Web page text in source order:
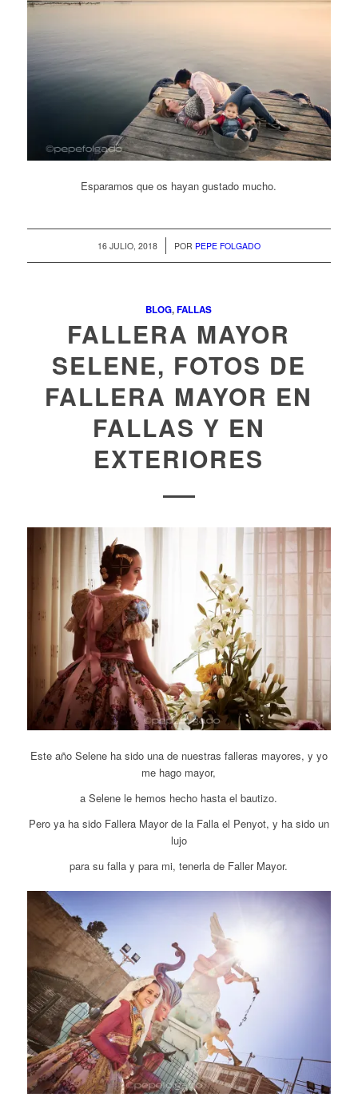
Esparamos que os hayan gustado mucho.
16 JULIO, 2018
/ POR PEPE FOLGADO
BLOG,FALLAS
FALLERA MAYOR
SELENE, FOTOS DE
FALLERA MAYOR EN
FALLAS Y EN
EXTERIORES
Este año Selene ha sido una de nuestras falleras mayores, y yo
me hago mayor,
a Selene le hemos hecho hasta el bautizo.
Pero ya ha sido Fallera Mayor de la Falla el Penyot, y ha sido un
lujo
para su falla y para mi, tenerla de Faller Mayor.